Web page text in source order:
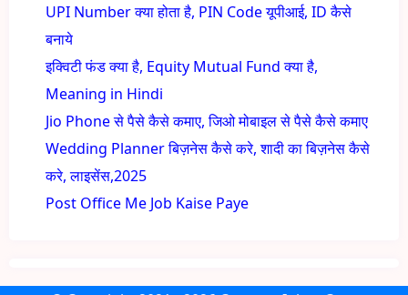
UPI Number क्या होता है, PIN Code यूपीआई, ID कैसे
बनाये
इक्विटी फंड क्या है, Equity Mutual Fund क्या है,
Meaning in Hindi
Jio Phone से पैसे कैसे कमाए, जिओ मोबाइल से पैसे कैसे कमाए
Wedding Planner बिज़नेस कैसे करे, शादी का बिज़नेस कैसे
करे, लाइसेंस,2025
Post Office Me Job Kaise Paye